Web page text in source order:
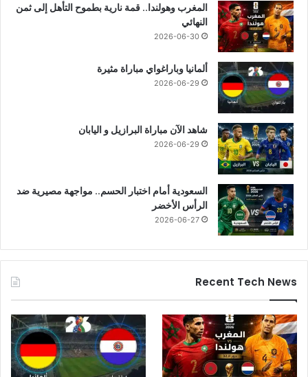
المغرب وهولندا.. قمة نارية بطموح التأهل إلى ثمن
النهائي
2026-06-30
ألمانيا وباراغواي مباراة مثيرة
2026-06-29
شاهد الآن مباراة البرازيل و اليابان
2026-06-29
السعودية أمام اختبار الحسم.. مواجهة مصيرية ضد
الرأس الأخضر
2026-06-27
Recent Tech News